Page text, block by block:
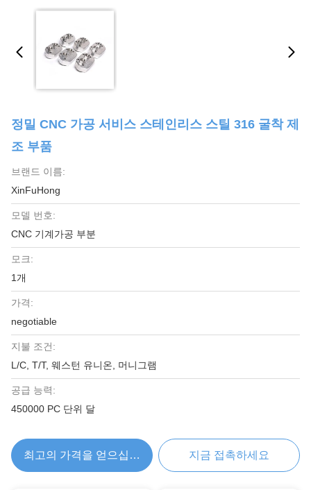
정밀 CNC 가공 서비스 스테인리스 스틸 316 굴착 제
조 부품
브랜드 이름:
XinFuHong
모델 번호:
CNC 기계가공 부분
모크:
1개
가격:
negotiable
지불 조건:
L/C, T/T, 웨스턴 유니온, 머니그램
공급 능력:
450000 PC 단위 달
최고의 가격을 얻으십시오 지금 접촉하세요